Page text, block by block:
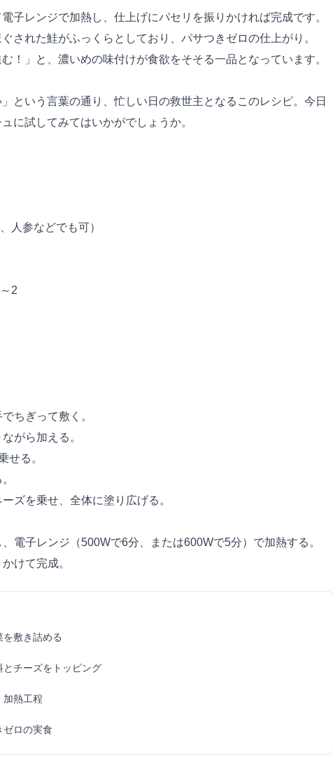
子レンジで加熱し、仕上げにパセリを振りかければ完成です。
された鮭がふっくらとしており、パサつきゼロの仕上がり。
む！」と、濃いめの味付けが食欲をそそる一品となっています。
」という言葉の通り、忙しい日の救世主となるこのレシピ。今日
に試してみてはいかがでしょうか。
人参などでも可）
2
ちぎって敷く。
がら加える。
せる。
ズを乗せ、全体に塗り広げる。
電子レンジ（500Wで6分、または600Wで5分）で加熱する。
けて完成。
敷き詰める
とチーズをトッピング
加熱工程
ゼロの実食